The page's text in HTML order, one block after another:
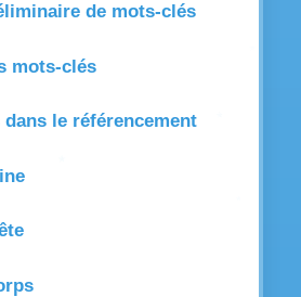
de mots-clés
mots-clés
dans le référencement